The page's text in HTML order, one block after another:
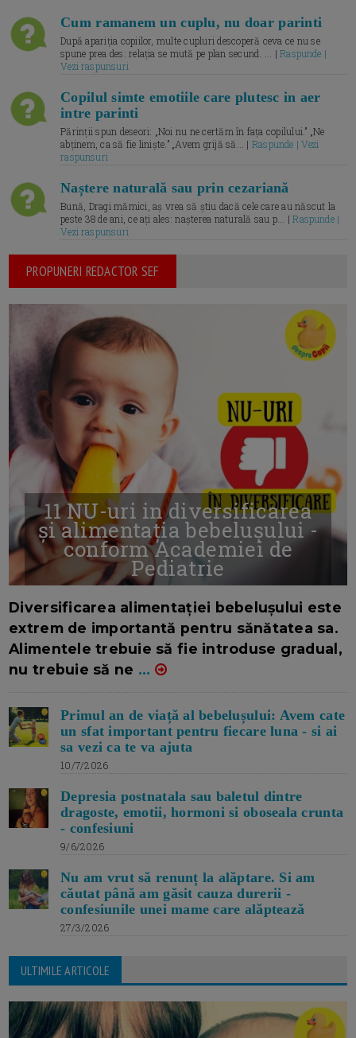
Cum ramanem un cuplu, nu doar parinti
După apariția copiilor, multe cupluri descoperă ceva ce nu se
spune prea des: relația se mută pe plan secund. ... |Raspunde |
Vezi raspunsuri
Copilul simte emotiile care plutesc in aer
intre parinti
Părinții spun deseori: „Noi nu ne certăm în fața copilului.” „Ne
abținem, ca să fie liniște.” „Avem grijă să... | Raspunde | Vezi
raspunsuri
Naștere naturală sau prin cezariană
Bună, Dragi mămici, aș vrea să știu dacă cele care au născut la
peste 38 de ani, ce ați ales: nașterea naturală sau p... |Raspunde |
Vezi raspunsuri
PROPUNERI REDACTOR SEF
11 NU-uri in diversificarea
și alimentația bebelușului -
conform Academiei de
Pediatrie
Diversificarea alimentației bebelușului este
extrem de importantă pentru sănătatea sa.
Alimentele trebuie să fie introduse gradual,
nu trebuie să ne ...
Primul an de viață al bebelușului: Avem cate
un sfat important pentru fiecare luna - si ai
sa vezi ca te va ajuta
10/7/2026
Depresia postnatala sau baletul dintre
dragoste, emotii, hormoni si oboseala crunta
- confesiuni
9/6/2026
Nu am vrut să renunț la alăptare. Si am
căutat până am găsit cauza durerii -
confesiunile unei mame care alăptează
27/3/2026
ULTIMILE ARTICOLE